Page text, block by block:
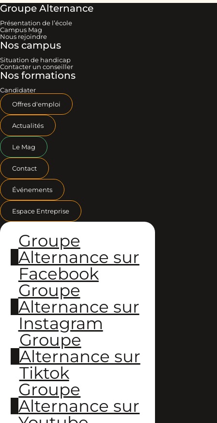
Groupe Alternance
Présentation de l’école
Campus Mag
Nous rejoindre
Nos campus
Situation de handicap
Contacter un conseiller
Nos formations
Candidater
Offres d'emploi
Actualités
Le Mag
Contact
Événements
Espace Entreprise
Groupe
Alternance sur
Facebook
Groupe
Alternance sur
Instagram
Groupe
Alternance sur
Tiktok
Groupe
Alternance sur